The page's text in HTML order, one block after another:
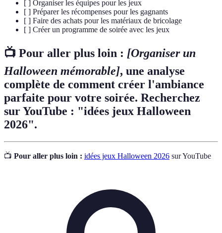
[ ] Organiser les équipes pour les jeux
[ ] Préparer les récompenses pour les gagnants
[ ] Faire des achats pour les matériaux de bricolage
[ ] Créer un programme de soirée avec les jeux
📺 Pour aller plus loin : [Organiser un
Halloween mémorable], une analyse
complète de comment créer l'ambiance
parfaite pour votre soirée. Recherchez
sur YouTube : "idées jeux Halloween
2026".
📺 Pour aller plus loin : idées jeux Halloween 2026 sur YouTube